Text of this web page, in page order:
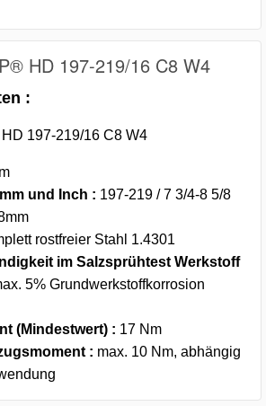
HD 197-219/16 C8 W4
:
197-219/16 C8 W4
und Inch : 197-219 / 7 3/4-8 5/8
rostfreier Stahl 1.4301
im Salzsprühtest Werkstoff
5% Grundwerkstoffkorrosion
(Mindestwert) : 17 Nm
: max. 10 Nm, abhängig